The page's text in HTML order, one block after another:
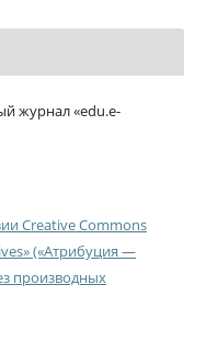
журнал «edu.e-
Creative Commons
(«Атрибуция —
производных